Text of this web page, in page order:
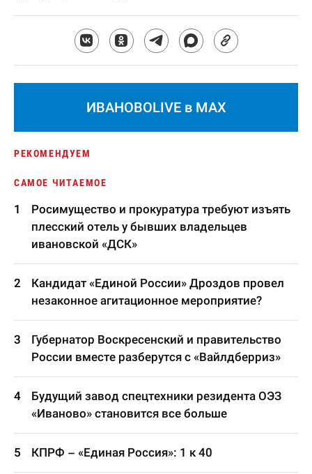
ИВАНОВОLIVE в MAX
РЕКОМЕНДУЕМ
САМОЕ ЧИТАЕМОЕ
Росимущество и прокуратура требуют изъять
плесский отель у бывших владельцев
ивановской «ДСК»
Кандидат «Единой России» Дроздов провел
незаконное агитационное мероприятие?
Губернатор Воскресенский и правительство
России вместе разберутся с «Вайлдберриз»
Будущий завод спецтехники резидента ОЭЗ
«Иваново» становится все больше
КПРФ – «Единая Россия»: 1 к 40